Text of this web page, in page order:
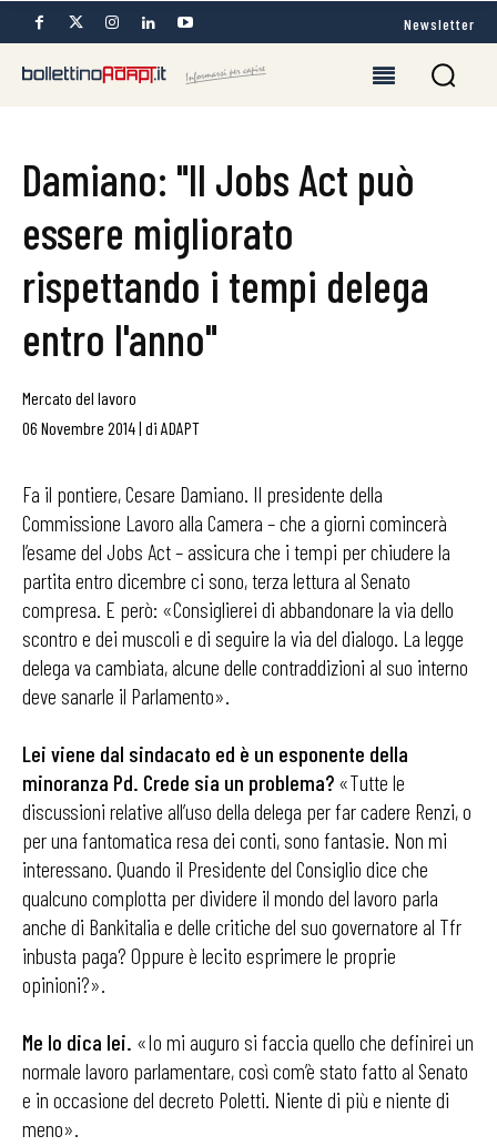
Newsletter
Damiano: "Il Jobs Act può
essere migliorato
rispettando i tempi delega
entro l'anno"
Mercato del lavoro
06 Novembre 2014| di ADAPT
Fa il pontiere, Cesare Damiano. Il presidente della
Commissione Lavoro alla Camera – che a giorni comincerà
l’esame del Jobs Act – assicura che i tempi per chiudere la
partita entro dicembre ci sono, terza lettura al Senato
compresa. E però: «Consiglierei di abbandonare la via dello
scontro e dei muscoli e di seguire la via del dialogo. La legge
delega va cambiata, alcune delle contraddizioni al suo interno
deve sanarle il Parlamento».
Lei viene dal sindacato ed è un esponente della
minoranza Pd. Crede sia un problema? «Tutte le
discussioni relative all’uso della delega per far cadere Renzi, o
per una fantomatica resa dei conti, sono fantasie. Non mi
interessano. Quando il Presidente del Consiglio dice che
qualcuno complotta per dividere il mondo del lavoro parla
anche di Bankitalia e delle critiche del suo governatore al Tfr
inbusta paga? Oppure è lecito esprimere le proprie
opinioni?».
Me lo dica lei. «Io mi auguro si faccia quello che definirei un
normale lavoro parlamentare, così com’è stato fatto al Senato
e in occasione del decreto Poletti. Niente di più e niente di
meno».